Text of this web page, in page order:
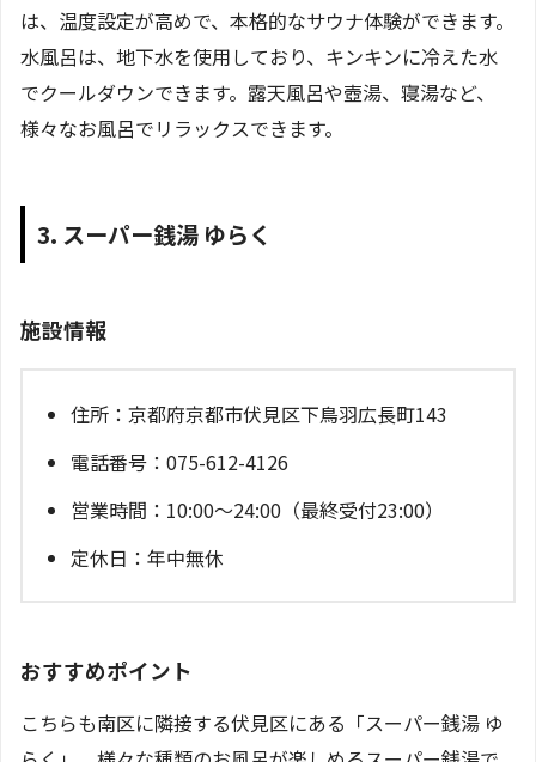
は、温度設定が高めで、本格的なサウナ体験ができます。
水風呂は、地下水を使用しており、キンキンに冷えた水
でクールダウンできます。露天風呂や壺湯、寝湯など、
様々なお風呂でリラックスできます。
3. スーパー銭湯 ゆらく
施設情報
住所：京都府京都市伏見区下鳥羽広長町143
電話番号：075-612-4126
営業時間：10:00～24:00（最終受付23:00）
定休日：年中無休
おすすめポイント
こちらも南区に隣接する伏見区にある「スーパー銭湯 ゆ